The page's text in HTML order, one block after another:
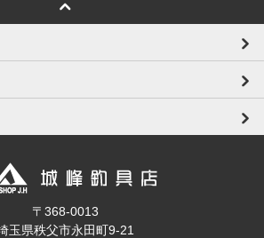
〒368-0013
玉県秩父市永田町9-21